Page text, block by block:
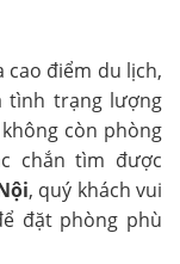
cao điểm du lịch,
tình trạng lượng
còn phòng
chắn tìm được
, quý khách vui
đặt phòng phù